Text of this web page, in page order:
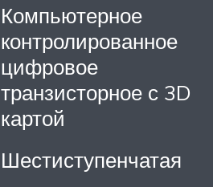
Компьютерное
контролированное
цифровое
транзисторное с 3D
картой
Шестиступенчатая